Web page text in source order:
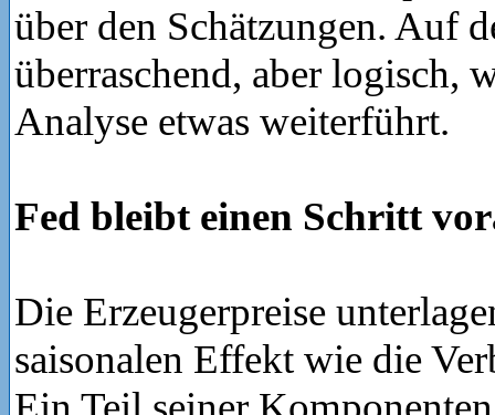
über den Schätzungen. Auf
überraschend, aber logisch,
Analyse etwas weiterführt.
Fed bleibt einen Schritt
Die Erzeugerpreise
saisonalen Effekt wie die